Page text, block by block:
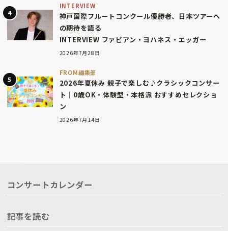
INTERVIEW
神戸国際フルートコンクール優勝者、日本ツアーへ
の期待を語る
INTERVIEW ファビアン・ヨハネス・エッガー
2026年7月28日
FROM編集部
2026年夏休み 親子で楽しむ♪クラシックコンサー
ト｜0歳OK・体験型・本格派 おすすめセレクショ
ン
2026年7月14日
コンサートカレンダー
記事を読む